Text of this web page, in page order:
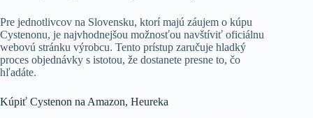
Pre jednotlivcov na Slovensku, ktorí majú záujem o kúpu
Cystenonu, je najvhodnejšou možnosťou navštíviť oficiálnu
webovú stránku výrobcu. Tento prístup zaručuje hladký
proces objednávky s istotou, že dostanete presne to, čo
hľadáte.
Kúpiť Cystenon na Amazon, Heureka